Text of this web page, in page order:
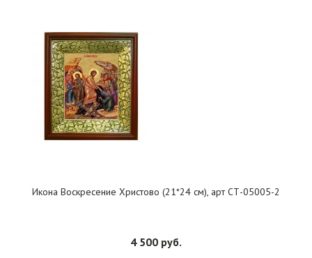
Икона Воскресение Христово (21*24 см), арт СТ-05005-2
4 500 руб.